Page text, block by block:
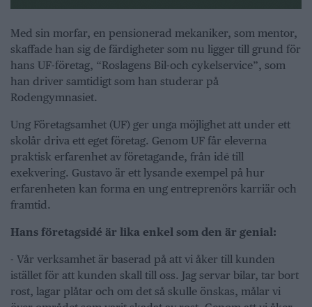
Med sin morfar, en pensionerad mekaniker, som mentor,
skaffade han sig de färdigheter som nu ligger till grund för
hans UF-företag, “Roslagens Bil-och cykelservice”, som
han driver samtidigt som han studerar på
Rodengymnasiet.
Ung Företagsamhet (UF) ger unga möjlighet att under ett
skolår driva ett eget företag. Genom UF får eleverna
praktisk erfarenhet av företagande, från idé till
exekvering. Gustavo är ett lysande exempel på hur
erfarenheten kan forma en ung entreprenörs karriär och
framtid.
Hans företagsidé är lika enkel som den är genial:
- Vår verksamhet är baserad på att vi åker till kunden
istället för att kunden skall till oss. Jag servar bilar, tar bort
rost, lagar plåtar och om det så skulle önskas, målar vi